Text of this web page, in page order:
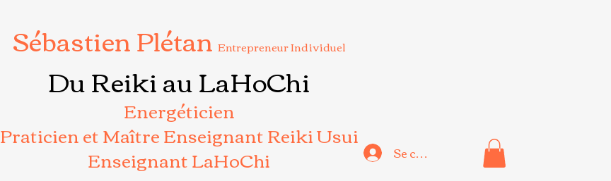
Sébastien Plétan Entrepreneur Individuel
Du Reiki au LaHoChi
Energéticien
Praticien et Maître Enseignant Reiki Usui
Enseignant LaHoChi Se connecter